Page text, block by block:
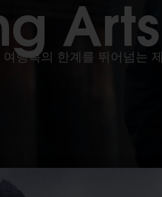
Arts
행복의 한계를 뛰어넘는